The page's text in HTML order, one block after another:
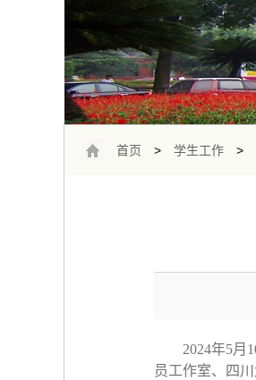
首页 > 学生工作 >
2024年5月
员工作室、四